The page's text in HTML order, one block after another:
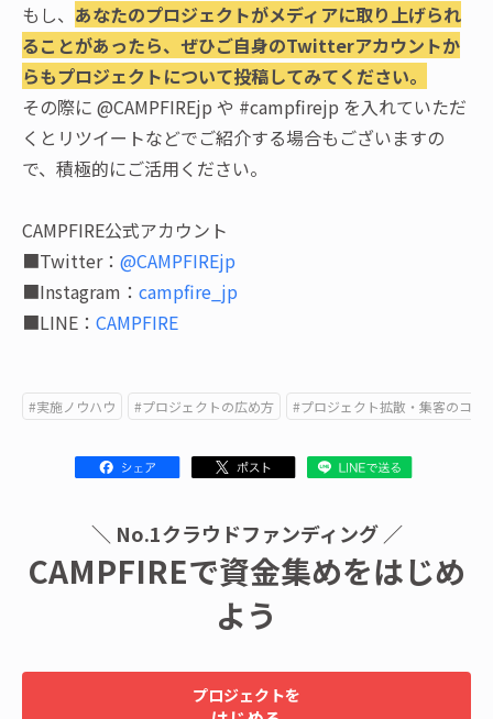
もし、 あなたのプロジェクトがメディアに取り上げられ
ることがあったら、ぜひご自身のTwitterアカウントか
らもプロジェクトについて投稿してみてください。
その際に @CAMPFIREjp や #campfirejp を入れていただ
くとリツイートなどでご紹介する場合もございますの
で、積極的にご活用ください。
CAMPFIRE公式アカウント
■Twitter： @CAMPFIREjp
■Instagram： campfire_jp
■LINE： CAMPFIRE
#実施ノウハウ #プロジェクトの広め方 #プロジェクト拡散・集客のコツ
＼ No.1クラウドファンディング ／
CAMPFIREで資金集めをはじめ
よう
プロジェクトを